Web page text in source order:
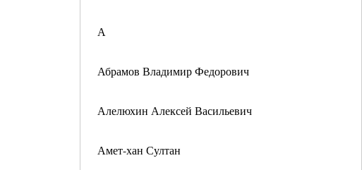
А
Абрамов Владимир Федорович
Алелюхин Алексей Васильевич
Амет-хан Султан